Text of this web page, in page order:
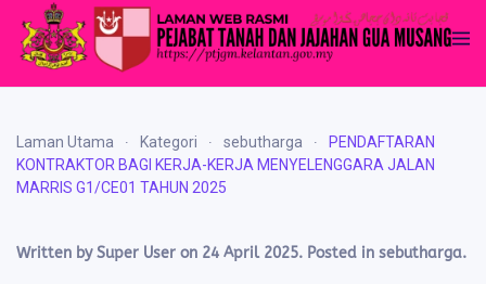
Laman Utama Kategori sebutharga
PENDAFTARAN
KONTRAKTOR BAGI KERJA-KERJA MENYELENGGARA JALAN
MARRIS G1/CE01 TAHUN 2025
Written by Super User on 24 April 2025. Posted in sebutharga.